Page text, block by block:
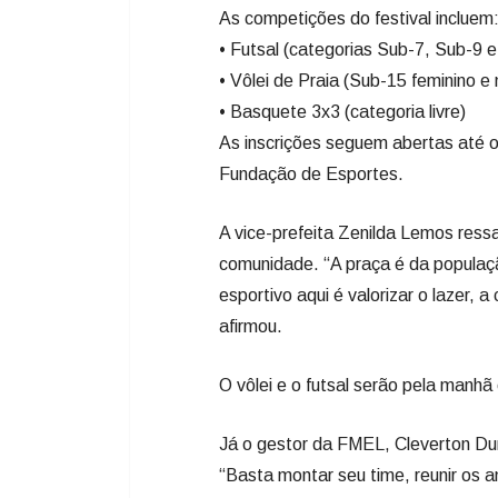
As competições do festival incluem:
• Futsal (categorias Sub-7, Sub-9
• Vôlei de Praia (Sub-15 feminino e
• Basquete 3x3 (categoria livre)
As inscrições seguem abertas até
Fundação de Esportes.
A vice-prefeita Zenilda Lemos
comunidade. “A praça é da
esportivo aqui é valorizar o lazer, a
afirmou.
O vôlei e o futsal serão pela
Já o gestor da FMEL, Cleverton
“Basta montar seu time, reunir os